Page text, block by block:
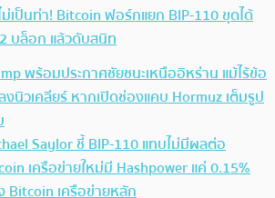
เป็นท่า! Bitcoin ฟอร์กแยก BIP-110 ขุดได้
บล็อก แล้วดับสนิท
พร้อมประกาศชัยชนะเหนืออิหร่าน แม้ไร้ข้อ
นิวเคลียร์ หากเปิดช่องแคบ Hormuz เต็มรูป
Saylor ชี้ BIP-110 แทบไม่มีผลต่อ
เครือข่ายใหม่มี Hashpower แค่ 0.15%
Bitcoin เครือข่ายหลัก